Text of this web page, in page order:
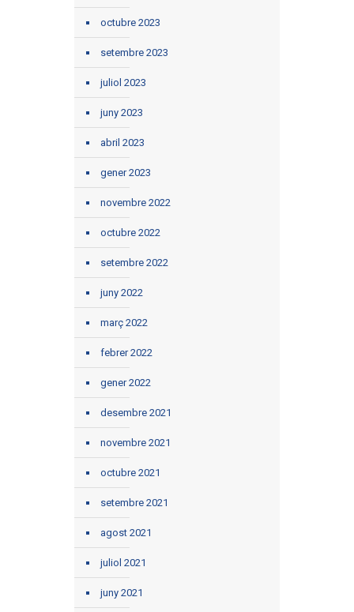
octubre 2023
setembre 2023
juliol 2023
juny 2023
abril 2023
gener 2023
novembre 2022
octubre 2022
setembre 2022
juny 2022
març 2022
febrer 2022
gener 2022
desembre 2021
novembre 2021
octubre 2021
setembre 2021
agost 2021
juliol 2021
juny 2021